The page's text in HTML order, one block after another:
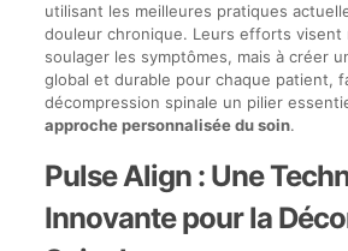
utilisant les meilleures pratiques
douleur chronique. Leurs efforts visent
soulager les symptômes, mais à créer
global et durable pour chaque patient,
décompression spinale un pilier
approche personnalisée du soin.
Pulse Align : Une
Innovante pour la